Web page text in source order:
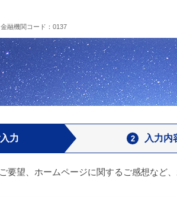
金融機関コード：0137
力 入力内
要望、ホームページに関するご感想など